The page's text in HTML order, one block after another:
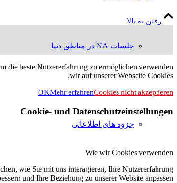
جلسات NA در مناطق دنیا
جزوه های اطلاعاتی
رفتن به بالا
die beste Nutzererfahrung zu ermöglichen verwenden
wir auf unserer Webseite Cookies.
OKMehr erfahrenCookies nicht akzeptieren
Cookie- und Datenschutzeinstellungen
Wie wir Cookies verwenden
wie Sie mit uns interagieren, Ihre Nutzererfahrung
und Ihre Beziehung zu unserer Website anpassen.